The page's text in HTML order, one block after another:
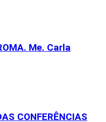
Me. Carla
CONFERÊNCIAS